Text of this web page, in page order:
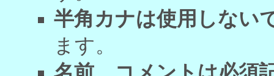
半角カナは使用しない
ます。